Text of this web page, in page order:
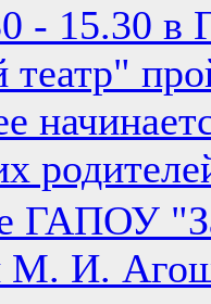
- 15.30
театр"
ГАПОУ
И.